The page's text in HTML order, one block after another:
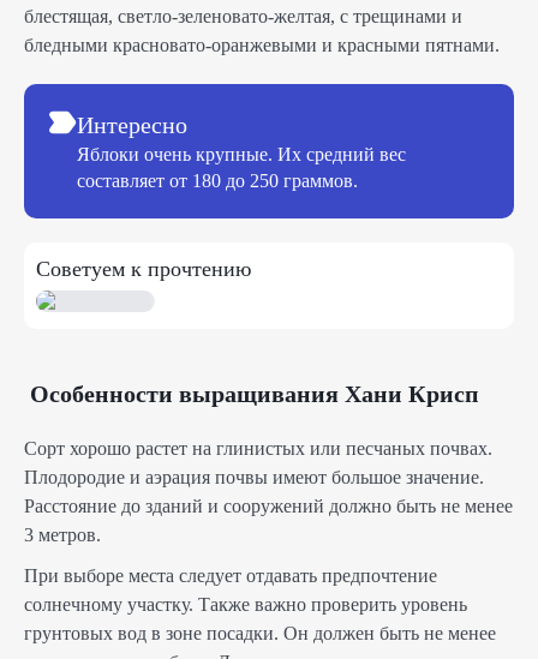
блестящая, светло-зеленовато-желтая, с трещинами и
бледными красновато-оранжевыми и красными пятнами.
Интересно
Яблоки очень крупные. Их средний вес
составляет от 180 до 250 граммов.
Советуем к прочтению
Особенности выращивания Хани Крисп
Сорт хорошо растет на глинистых или песчаных почвах.
Плодородие и аэрация почвы имеют большое значение.
Расстояние до зданий и сооружений должно быть не менее
3 метров.
При выборе места следует отдавать предпочтение
солнечному участку. Также важно проверить уровень
грунтовых вод в зоне посадки. Он должен быть не менее